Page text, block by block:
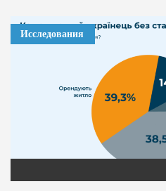
Исследования